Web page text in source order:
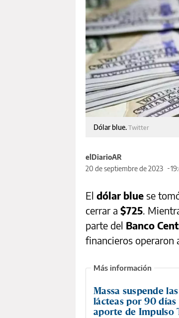
Dólar blue.Twitter
elDiarioAR
20 de septiembre de 2023
El dólar blue se
cerrar a $725.
parte del Banco
financieros operaron
Massa suspende
lácteas por 90 días
aporte de Impulso